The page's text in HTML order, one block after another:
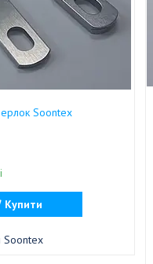
Soontex
Купити